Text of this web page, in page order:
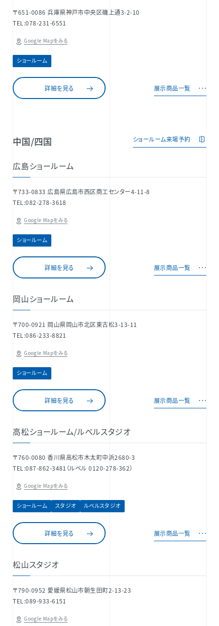
〒651-0086 兵庫県神戸市中央区磯上通3-2-10
TEL:078-231-6551
Google Mapをみる
ショールーム
詳細を見る 展示商品一覧
中国/四国 ショールーム来場予約
広島ショールーム
〒733-0833 広島県広島市西区商工センター4-11-8
TEL:082-278-3618
Google Mapをみる
ショールーム
詳細を見る 展示商品一覧
岡山ショールーム
〒700-0921 岡山県岡山市北区東古松3-13-11
TEL:086-233-8821
Google Mapをみる
ショールーム
詳細を見る 展示商品一覧
高松ショールーム/ルベルスタジオ
〒760-0080 香川県高松市木太町中浜2680-3
TEL:087-862-3481（ルベル 0120-278-362）
Google Mapをみる
ショールーム スタジオ ルベルスタジオ
詳細を見る 展示商品一覧
松山スタジオ
〒790-0952 愛媛県松山市朝生田町2-13-23
TEL:089-933-6151
Google Mapをみる